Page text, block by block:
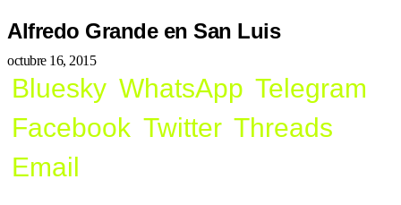
Alfredo Grande en San Luis
octubre 16, 2015
Bluesky WhatsApp Telegram
Facebook Twitter Threads
Email